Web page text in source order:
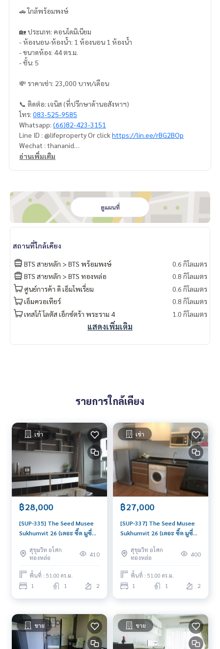
🚗 ใกล้พร้อมพงษ์
🏡 ประเภท: คอนโดมิเนียม
- ห้องนอน-ห้องน้ำ: 1 ห้องนอน 1 ห้องน้ำ
- ขนาดห้อง: 44 ตร.ม.
- ชั้น: 5
💸 ราคาเช่า: 23,000 บาท/เดือน
📞 ติดต่อ: เจนิส (ที่ปรึกษาด้านอสังหาฯ)
โทร: 083-525-9585
Whatsapp: (66)82-423-3151
Line ID : @lifeproperty Or click https://lin.ee/rBG2BOp
Wechat : thananid
อีเมล:lifeproperty.bkk@gmail.com
สังหาริมทรัพย์ในกรุงเทพฯ
เรามีทีมงานพร้อมให้คำปรึกษาและช่วยหาสถานที่ที่เหมาะสมที่สุด
ให้คุณ ฟรี!
#เช่าคอนโด #คอนโดให้เช่า #คอนโดติดรถไฟฟ้า #เอเจนท์คอนโ
ด #คอนโดติดbts #คอนโดใกล้รถไฟฟ้า #condoforrentbangko
k
#bangkokcondo #คอนโดพร้อมอยู่ #คอนโดน่าอยู่ #คอนโดน่า
ลงทุน #คอนโดหรู #condointhailand #thailandcondo
#thailandrealestate #thailandresidence #condoinvestme
nt #LifeProperty #เดอะซี๊ดมูซี่สุขุมวิท26 #PhromPhong
อ่านเพิ่มเติม
ดูแผนที่
สถานที่ใกล้เคียง
BTS สายหลัก > BTS พร้อมพงษ์
0.6 กิโลเมตร
BTS สายหลัก > BTS ทองหล่อ
0.8 กิโลเมตร
ศูนย์การค้า ดิ เอ็มโพเรี่ยม
0.6 กิโลเมตร
เอ็มควอเทียร์
0.8 กิโลเมตร
เทสโก้ โลตัส เอ็กซ์ตร้า พระราม 4
1.0 กิโลเมตร
แสดงเพิ่มเติม
รายการใกล้เคียง
เช่า
฿28,000
[SUP-335] The Seed Musee
Sukhumvit 26 (เดอะ ซี๊ด มูซี่
เช่า 1 ห้องนอน ใกล้พร้อมพงษ์
คอนโดพร้อมเข้าอยู่
สุขุมวิท อโศก
ทองหล่อ
410
พื้นที่ : 51.00 ตร.ม.
1 1 2
เช่า
฿27,000
[SUP-337] The Seed Musee
Sukhumvit 26 (เดอะ ซี๊ด มูซี่
เช่า 1 ห้องนอน ใกล้พร้อมพงษ์
นัดชมได้เลยวันนี้
สุขุมวิท อโศก
ทองหล่อ
400
พื้นที่ : 51.00 ตร.ม.
1 1 2
ขาย ขาย